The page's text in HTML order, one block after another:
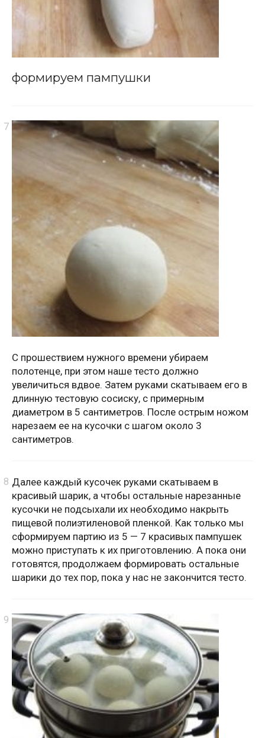
формируем пампушки
С прошествием нужного времени убираем
полотенце, при этом наше тесто должно
увеличиться вдвое. Затем руками скатываем его в
длинную тестовую сосиску, с примерным
диаметром в 5 сантиметров. После острым ножом
нарезаем ее на кусочки с шагом около 3
сантиметров.
Далее каждый кусочек руками скатываем в
красивый шарик, а чтобы остальные нарезанные
кусочки не подсыхали их необходимо накрыть
пищевой полиэтиленовой пленкой. Как только мы
сформируем партию из 5 — 7 красивых пампушек
можно приступать к их приготовлению. А пока они
готовятся, продолжаем формировать остальные
шарики до тех пор, пока у нас не закончится тесто.